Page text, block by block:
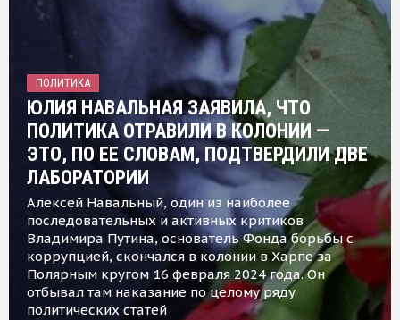
ПОЛИТИКА
ЮЛИЯ НАВАЛЬНАЯ ЗАЯВИЛА, ЧТО
ПОЛИТИКА ОТРАВИЛИ В КОЛОНИИ —
ЭТО, ПО ЕЕ СЛОВАМ, ПОДТВЕРДИЛИ ДВЕ
ЛАБОРАТОРИИ
Алексей Навальный, один из наиболее
последовательных и активных критиков
Владимира Путина, основатель Фонда борьбы с
коррупцией, скончался в колонии в Харпе за
Полярным кругом 16 февраля 2024 года. Он
отбывал там наказание по целому ряду
политических статей